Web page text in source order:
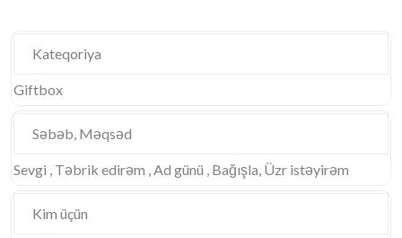
Kateqoriya
Giftbox
Səbəb, Məqsəd
Sevgi , Təbrik edirəm , Ad günü , Bağışla, Üzr istəyirəm
Kim üçün